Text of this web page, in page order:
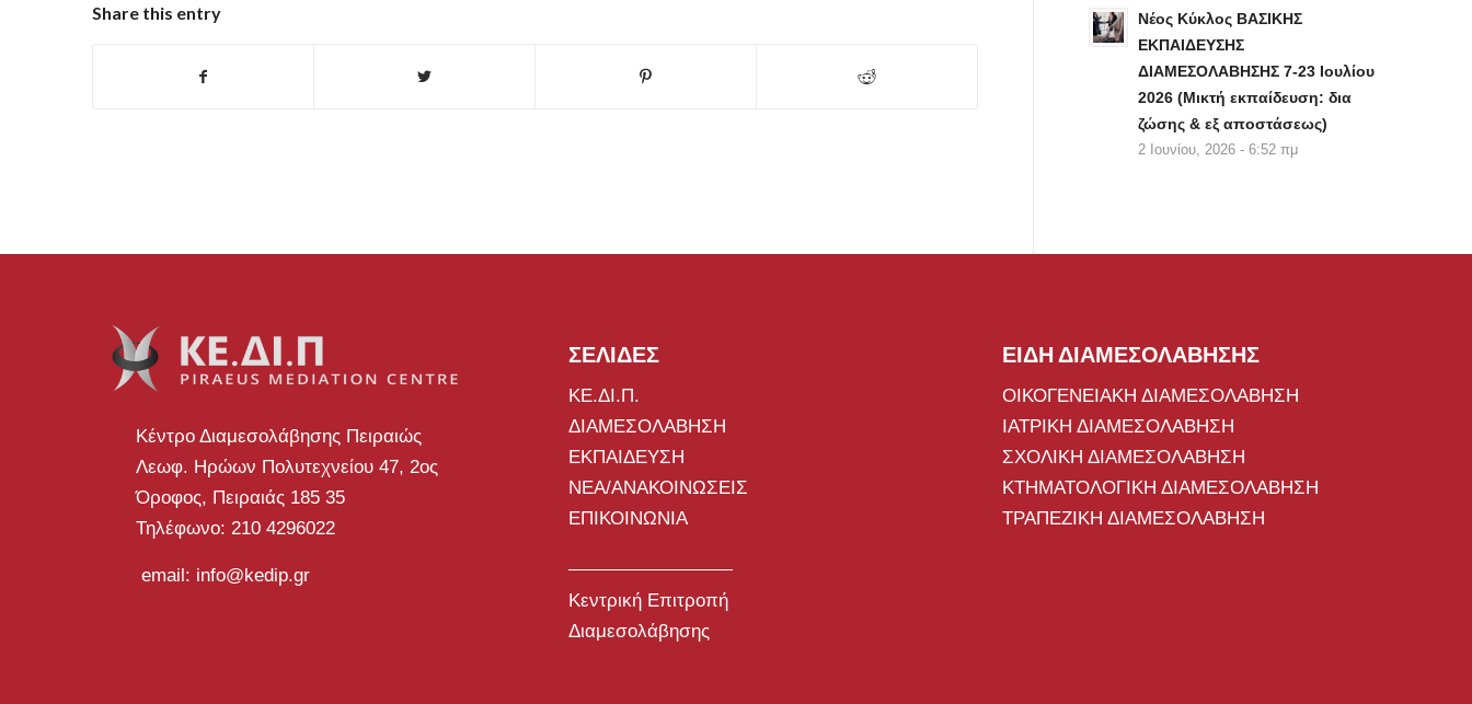
Share this entry
Νέος Κύκλος ΒΑΣΙΚΗΣ
ΕΚΠΑΙΔΕΥΣΗΣ
ΔΙΑΜΕΣΟΛΑΒΗΣΗΣ 7-23 Ιουλίου
2026 (Μικτή εκπαίδευση: δια
ζώσης & εξ αποστάσεως)
2 Ιουνίου, 2026 - 6:52 πμ
Κέντρο Διαμεσολάβησης Πειραιώς
Λεωφ. Ηρώων Πολυτεχνείου 47, 2ος
Όροφος, Πειραιάς 185 35
Τηλέφωνο: 210 4296022
email: info@kedip.gr
ΣΕΛΙΔΕΣ
ΚΕ.ΔΙ.Π.
ΔΙΑΜΕΣΟΛΑΒΗΣΗ
ΕΚΠΑΙΔΕΥΣΗ
ΝΕΑ/ΑΝΑΚΟΙΝΩΣΕΙΣ
ΕΠΙΚΟΙΝΩΝΙΑ
Κεντρική Επιτροπή
Διαμεσολάβησης
ΕΙΔΗ ΔΙΑΜΕΣΟΛΑΒΗΣΗΣ
ΟΙΚΟΓΕΝΕΙΑΚΗ ΔΙΑΜΕΣΟΛΑΒΗΣΗ
ΙΑΤΡΙΚΗ ΔΙΑΜΕΣΟΛΑΒΗΣΗ
ΣΧΟΛΙΚΗ ΔΙΑΜΕΣΟΛΑΒΗΣΗ
ΚΤΗΜΑΤΟΛΟΓΙΚΗ ΔΙΑΜΕΣΟΛΑΒΗΣΗ
ΤΡΑΠΕΖΙΚΗ ΔΙΑΜΕΣΟΛΑΒΗΣΗ